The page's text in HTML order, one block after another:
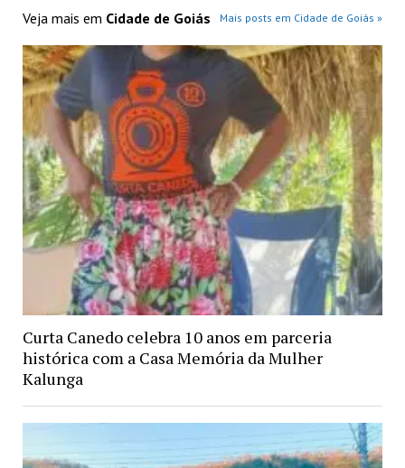
Veja mais em Cidade de Goiás Mais posts em Cidade de Goiás »
Curta Canedo celebra 10 anos em parceria
histórica com a Casa Memória da Mulher
Kalunga